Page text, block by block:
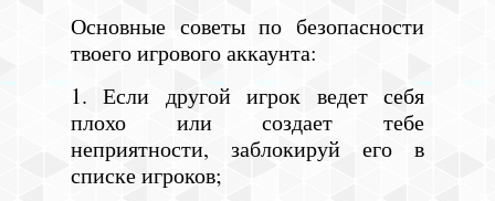
Основные советы по безопасности
твоего игрового аккаунта:
1. Если другой игрок ведет себя
плохо или создает тебе
неприятности, заблокируй его в
списке игроков;